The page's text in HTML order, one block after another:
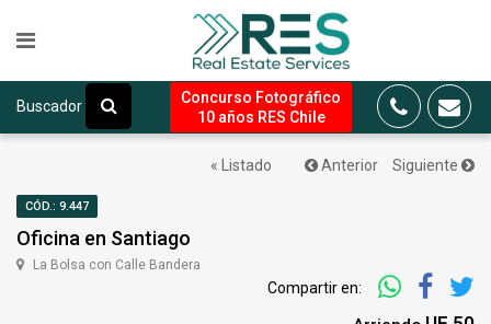
Buscador
Concurso Fotográfico
10 años RES Chile
« Listado Anterior Siguiente
CÓD.: 9.447
Oficina en Santiago
La Bolsa con Calle Bandera
Compartir en: